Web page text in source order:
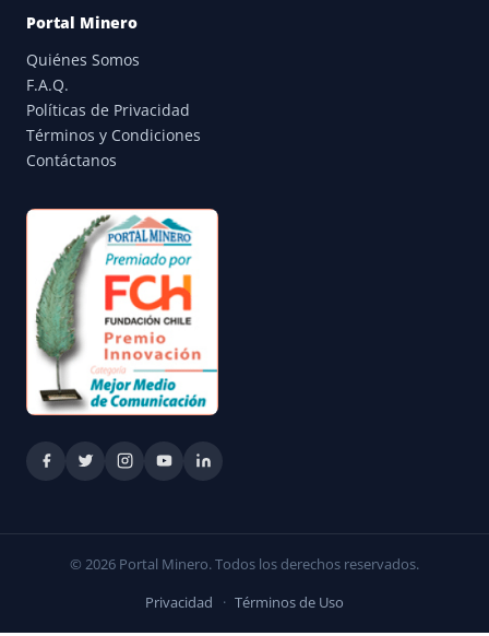
Portal Minero
Quiénes Somos
F.A.Q.
Políticas de Privacidad
Términos y Condiciones
Contáctanos
© 2026 Portal Minero. Todos los derechos reservados.
Privacidad · Términos de Uso